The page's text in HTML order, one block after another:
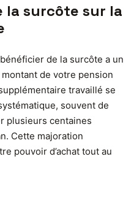
la surcôte sur la
de la surcôte a un
de votre pension
travaillé se
souvent de
plusieurs centaines
Cette majoration
pouvoir d’achat tout au